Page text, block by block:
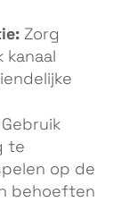
Zorg
Gebruik
te
op de
behoeften